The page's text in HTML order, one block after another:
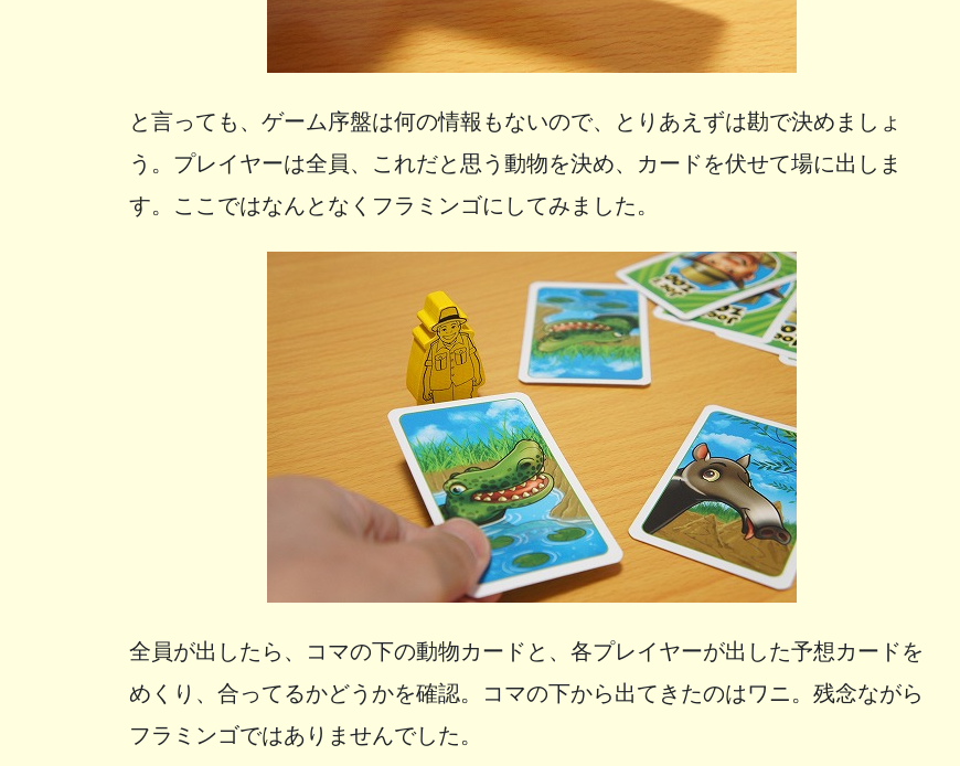
と言っても、ゲーム序盤は何の情報もないので、とりあえずは勘で決めましょ
う。プレイヤーは全員、これだと思う動物を決め、カードを伏せて場に出しま
す。ここではなんとなくフラミンゴにしてみました。
全員が出したら、コマの下の動物カードと、各プレイヤーが出した予想カードを
めくり、合ってるかどうかを確認。コマの下から出てきたのはワニ。残念ながら
フラミンゴではありませんでした。